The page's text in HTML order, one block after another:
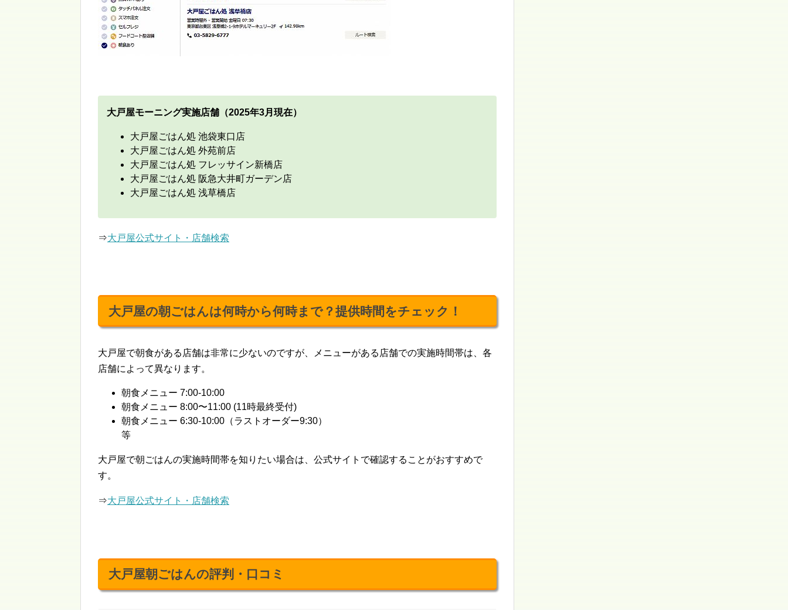
大戸屋モーニング実施店舗（2025年3月現在）
大戸屋ごはん処 池袋東口店
大戸屋ごはん処 外苑前店
大戸屋ごはん処 フレッサイン新橋店
大戸屋ごはん処 阪急大井町ガーデン店
大戸屋ごはん処 浅草橋店
⇒大戸屋公式サイト・店舗検索
大戸屋の朝ごはんは何時から何時まで？提供時間をチェック！
大戸屋で朝食がある店舗は非常に少ないのですが、メニューがある店舗での実施時間帯は、各
店舗によって異なります。
朝食メニュー 7:00-10:00
朝食メニュー 8:00〜11:00 (11時最終受付)
朝食メニュー 6:30-10:00（ラストオーダー9:30）
等
大戸屋で朝ごはんの実施時間帯を知りたい場合は、公式サイトで確認することがおすすめで
す。
⇒大戸屋公式サイト・店舗検索
大戸屋朝ごはんの評判・口コミ